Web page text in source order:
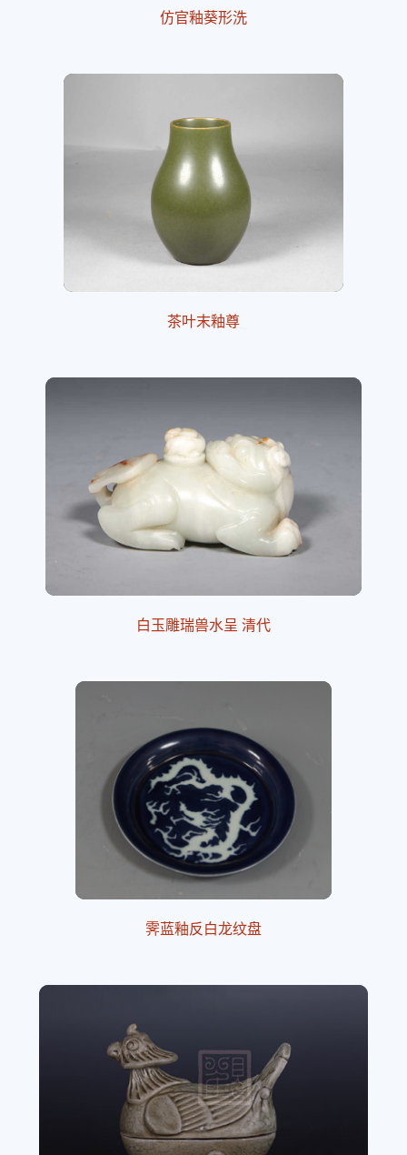
仿官釉葵形洗
茶叶末釉尊
白玉雕瑞兽水呈 清代
霁蓝釉反白龙纹盘